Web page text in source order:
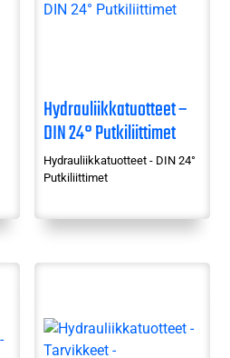
Hydrauliikkatuotteet –
DIN 24° Putkiliittimet
Hydrauliikkatuotteet - DIN 24°
Putkiliittimet